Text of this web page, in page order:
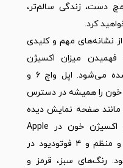
واچ سری ۶ روی مچ دست، زندگی سالم‌تر،
کرد.
نشانه‌های مهم و کلیدی
میزان اکسیژن
می‌شود. اپل واچ ۶ و
خون را همیشه در دسترس
مانند صفحه نمایش دیده
شود. میزان اندازه‌گیری و پایش اکسیژن خون در Apple
Watch 6 توسط ۴ سنسور جدید و منظم و ۴ فوتودیود در
رنگ‌های سبز، قرمز و